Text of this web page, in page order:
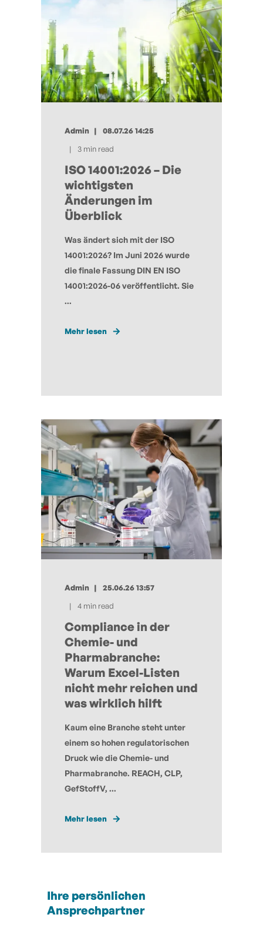
Admin
08.07.26 14:25
3 min read
ISO 14001:2026 – Die
wichtigsten
Änderungen im
Überblick
Was ändert sich mit der ISO
14001:2026? Im Juni 2026 wurde
die finale Fassung DIN EN ISO
14001:2026-06 veröffentlicht. Sie
...
Mehr lesen
Admin
25.06.26 13:57
4 min read
Compliance in der
Chemie- und
Pharmabranche:
Warum Excel-Listen
nicht mehr reichen und
was wirklich hilft
Kaum eine Branche steht unter
einem so hohen regulatorischen
Druck wie die Chemie- und
Pharmabranche. REACH, CLP,
GefStoffV, ...
Mehr lesen
Ihre persönlichen
Ansprechpartner